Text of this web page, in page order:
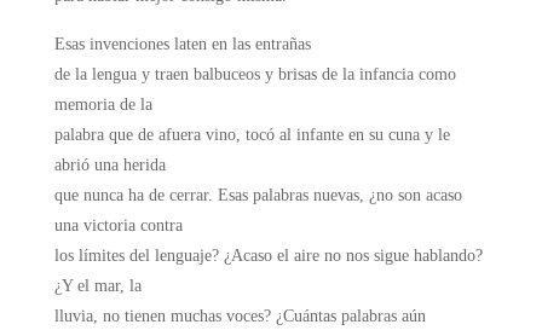
Esas invenciones laten en las entrañas
de la lengua y traen balbuceos y brisas de la infancia como
memoria de la
palabra que de afuera vino, tocó al infante en su cuna y le
abrió una herida
que nunca ha de cerrar. Esas palabras nuevas, ¿no son acaso
una victoria contra
los límites del lenguaje? ¿Acaso el aire no nos sigue hablando?
¿Y el mar, la
lluvia, no tienen muchas voces? ¿Cuántas palabras aún